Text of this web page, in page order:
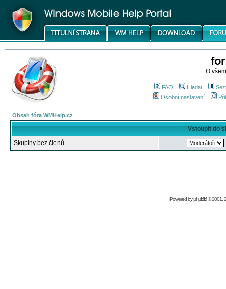
O
FAQ Hledat
Osobní nastavení
Obsah fóra WMHelp.cz
Vstoupit do
Skupiny bez členů
Powered byphpBB© 2001,